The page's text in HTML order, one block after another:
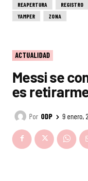
REAPERTURA
REGISTRO
YAMPER
ZONA